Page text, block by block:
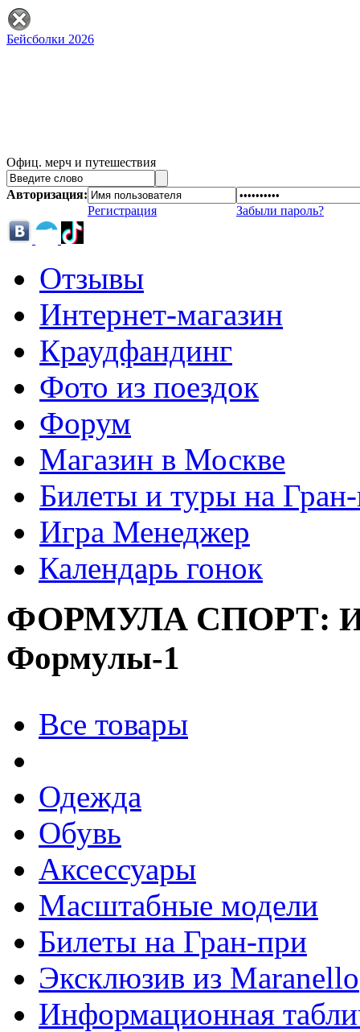
Бейсболки 2026
Офиц. мерч и путешествия
Авторизация:
Регистрация
Забыли пароль?
Отзывы
Интернет-магазин
Краудфандинг
Фото из поездок
Форум
Магазин в Москве
Билеты и туры на
Игра Менеджер
Календарь гонок
ФОРМУЛА СПОРТ:
Формулы-1
Все товары
Одежда
Обувь
Аксессуары
Масштабные модели
Билеты на Гран-при
Эксклюзив из Maranello
Информационная